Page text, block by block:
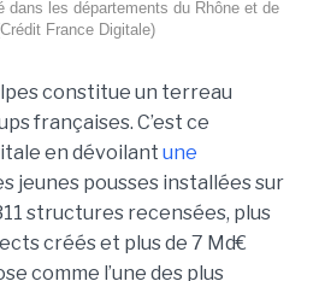
dans les départements du Rhône et de
France Digitale)
constitue un terreau
françaises. C’est ce
en dévoilant une
jeunes pousses installées sur
structures recensées, plus
créés et plus de 7 Md€
comme l’une des plus